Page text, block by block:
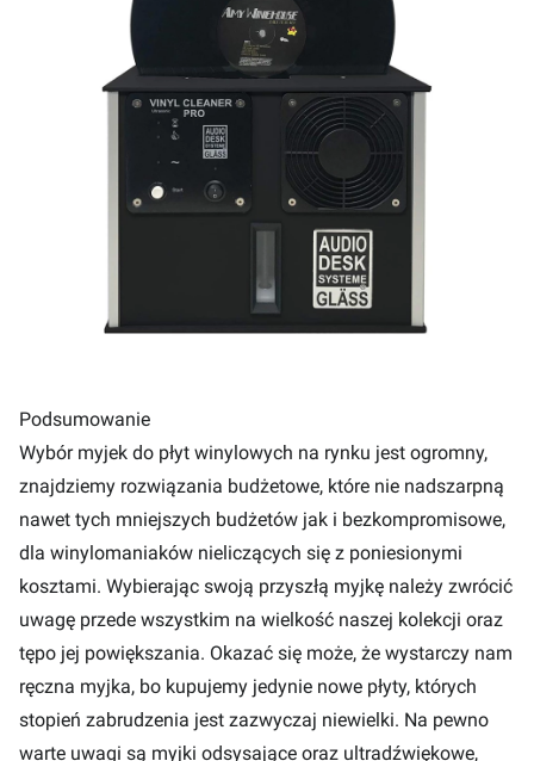
Podsumowanie
Wybór myjek do płyt winylowych na rynku jest ogromny,
znajdziemy rozwiązania budżetowe, które nie nadszarpną
nawet tych mniejszych budżetów jak i bezkompromisowe,
dla winylomaniaków nieliczących się z poniesionymi
kosztami. Wybierając swoją przyszłą myjkę należy zwrócić
uwagę przede wszystkim na wielkość naszej kolekcji oraz
tępo jej powiększania. Okazać się może, że wystarczy nam
ręczna myjka, bo kupujemy jedynie nowe płyty, których
stopień zabrudzenia jest zazwyczaj niewielki. Na pewno
warte uwagi są myjki odsysające oraz ultradźwiękowe,